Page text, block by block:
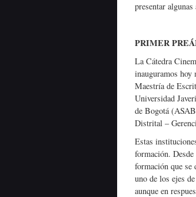
presentar
PRIMER
La Cátedra
inauguramos hoy
Maestría de
Universidad
de Bogotá
Distrital –
Estas
formación.
formación que se
uno de los ejes
aunque en